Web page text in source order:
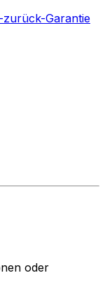
zurück-Garantie
oder